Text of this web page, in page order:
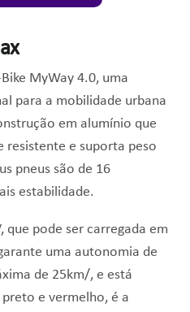
MyWay 4.0, uma
para a mobilidade urbana
em alumínio que
resistente e suporta peso
pneus são de 16
estabilidade.
que pode ser carregada em
uma autonomia de
de 25km/, e está
e vermelho, é a